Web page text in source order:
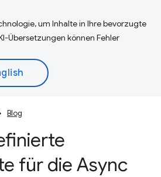
um Inhalte in Ihre bevorzugte
Übersetzungen können Fehler
Blog
für die Async